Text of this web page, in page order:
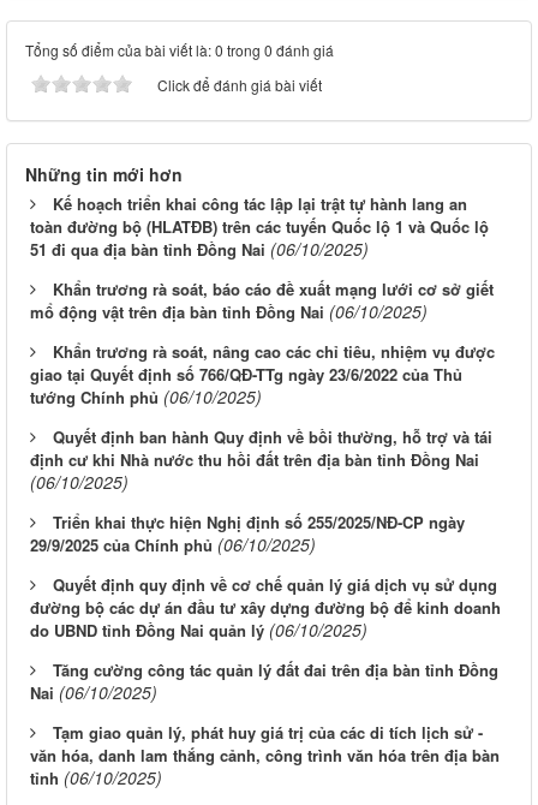
Tổng số điểm của bài viết là: 0 trong 0 đánh giá
Click để đánh giá bài viết
Những tin mới hơn
Kế hoạch triển khai công tác lập lại trật tự hành lang an
toàn đường bộ (HLATĐB) trên các tuyến Quốc lộ 1 và Quốc lộ
51 đi qua địa bàn tỉnh Đồng Nai (06/10/2025)
Khẩn trương rà soát, báo cáo đề xuất mạng lưới cơ sở giết
mổ động vật trên địa bàn tỉnh Đồng Nai (06/10/2025)
Khẩn trương rà soát, nâng cao các chỉ tiêu, nhiệm vụ được
giao tại Quyết định số 766/QĐ-TTg ngày 23/6/2022 của Thủ
tướng Chính phủ (06/10/2025)
Quyết định ban hành Quy định về bồi thường, hỗ trợ và tái
định cư khi Nhà nước thu hồi đất trên địa bàn tỉnh Đồng Nai
(06/10/2025)
Triển khai thực hiện Nghị định số 255/2025/NĐ-CP ngày
29/9/2025 của Chính phủ (06/10/2025)
Quyết định quy định về cơ chế quản lý giá dịch vụ sử dụng
đường bộ các dự án đầu tư xây dựng đường bộ để kinh doanh
do UBND tỉnh Đồng Nai quản lý (06/10/2025)
Tăng cường công tác quản lý đất đai trên địa bàn tỉnh Đồng
Nai (06/10/2025)
Tạm giao quản lý, phát huy giá trị của các di tích lịch sử -
văn hóa, danh lam thắng cảnh, công trình văn hóa trên địa bàn
tỉnh (06/10/2025)